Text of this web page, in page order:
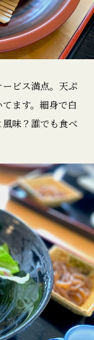
ビス満点。天ぷ
ます。細身で白
味？誰でも食べ